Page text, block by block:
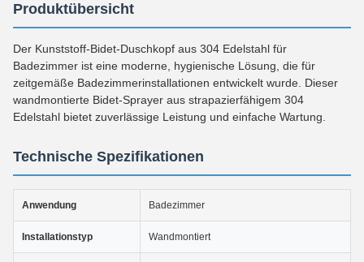
Produktübersicht
Der Kunststoff-Bidet-Duschkopf aus 304 Edelstahl für
Badezimmer ist eine moderne, hygienische Lösung, die für
zeitgemäße Badezimmerinstallationen entwickelt wurde. Dieser
wandmontierte Bidet-Sprayer aus strapazierfähigem 304
Edelstahl bietet zuverlässige Leistung und einfache Wartung.
Technische Spezifikationen
Anwendung Badezimmer
Installationstyp Wandmontiert